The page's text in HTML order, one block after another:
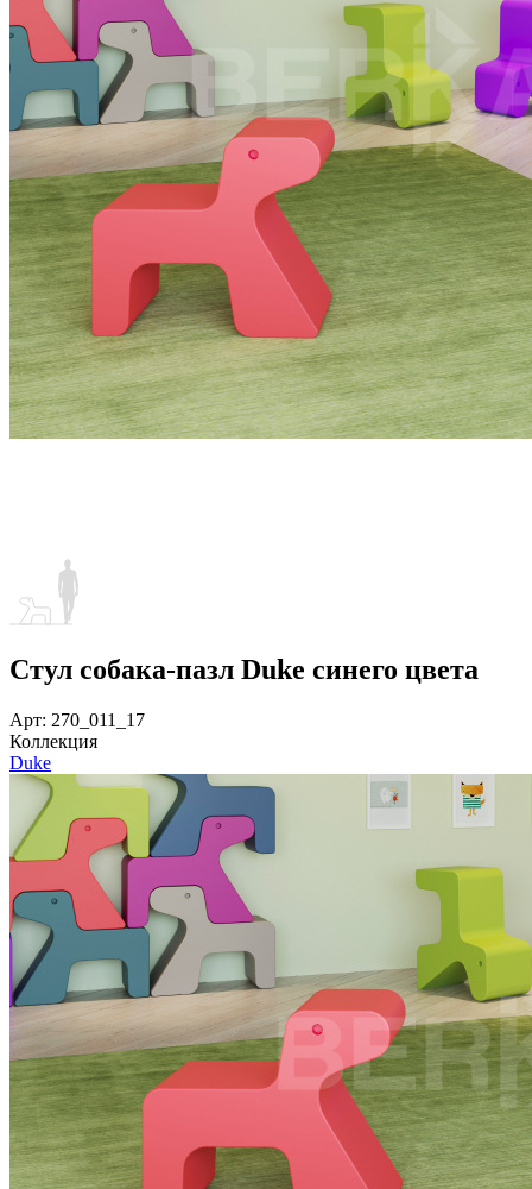
Стул собака-пазл Duke синего цвета
Арт: 270_011_17
Коллекция
Duke